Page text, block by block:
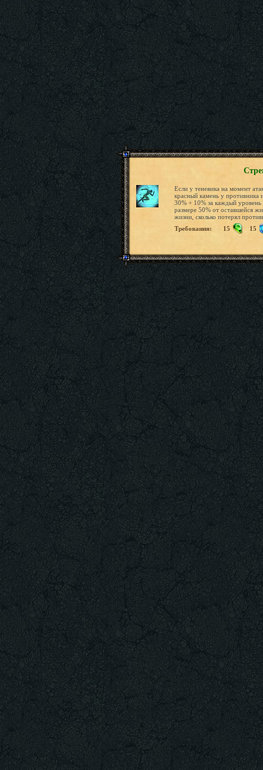
Если у теневика на момент
красный камень у противника
30% + 10% за каждый
размере 50% от оставшейся
жизни, сколько потерял
Требования:
15 15